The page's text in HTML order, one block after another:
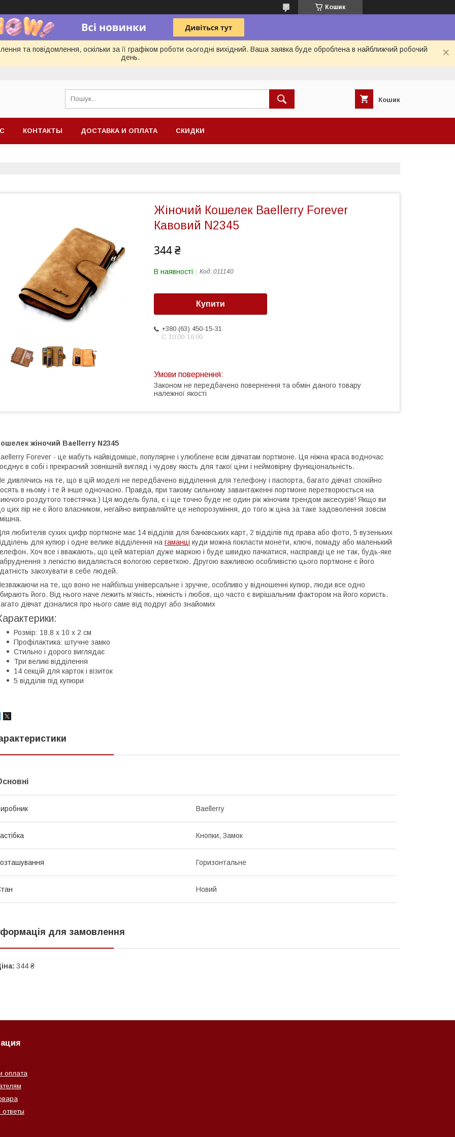
Кошик
та повідомлення, оскільки за її графіком роботи сьогодні вихідний. Ваша заявка буде оброблена в найближчий робочий
день.
Кошик
КОНТАКТЫ ДОСТАВКА И ОПЛАТА СКИДКИ
Жіночий Кошелек Baellerry Forever
Кавовий N2345
344 ₴
В наявності Код: 011140
Купити
+380 (63) 450-15-31
С 10:00-16:00
Законом не передбачено повернення та обмін даного товару
належної якості
жіночий Baellerry N2345
Forever - це мабуть найвідоміше, популярне і улюблене всім дівчатам портмоне. Ця ніжна краса водночас
в собі і прекрасний зовнішній вигляд і чудову якість для такої ціни і неймовірну функціональність.
дивлячись на те, що в цій моделі не передбачено відділення для телефону і паспорта, багато дівчат спокійно
в ньому і те й інше одночасно. Правда, при такому сильному завантаженні портмоне перетворюється на
роздутого товстячка:) Ця модель була, є і ще точно буде не один рік жіночим трендом аксесурів! Якщо ви
цих пір не є його власником, негайно виправляйте це непорозуміння, до того ж ціна за таке задоволення зовсім
любителів сухих цифр портмоне має 14 відділів для банківських карт, 2 відділів під права або фото, 5 вузеньких
для купюр і одне велике відділення на гаманці куди можна покласти монети, ключі, помаду або маленький
Хоч все і вважають, що цей матеріал дуже маркою і буде швидко пачкатися, насправді це не так, будь-яке
з легкістю видаляється вологою серветкою. Другою важливою особливістю цього портмоне є його
закохувати в себе людей.
на те, що воно не найбільш універсальне і зручне, особливо у відношенні купюр, люди все одно
його. Від нього наче лежить м’якість, ніжність і любов, що часто є вирішальним фактором на його користь.
дівчат дізналися про нього саме від подруг або знайомих
Розмір: 18.8 х 10 х 2 см
Профілактика: штучне замко
Стильно і дорого виглядає
Три великі відділення
14 секцій для карток і візиток
5 відділів під купюри
Baellerry
Кнопки, Замок
Горизонтальне
Новий
для замовлення
344 ₴
оплата